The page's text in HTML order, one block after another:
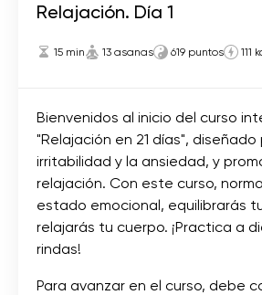
Relajación. Día 1
15 min 13 asanas 619 puntos 111
Bienvenidos al inicio del curso
"Relajación en 21 días",
irritabilidad y la ansiedad, y
relajación. Con este curso,
estado emocional, equilibrarás
relajarás tu cuerpo. ¡Practica a
rindas!
Para avanzar en el curso, debe